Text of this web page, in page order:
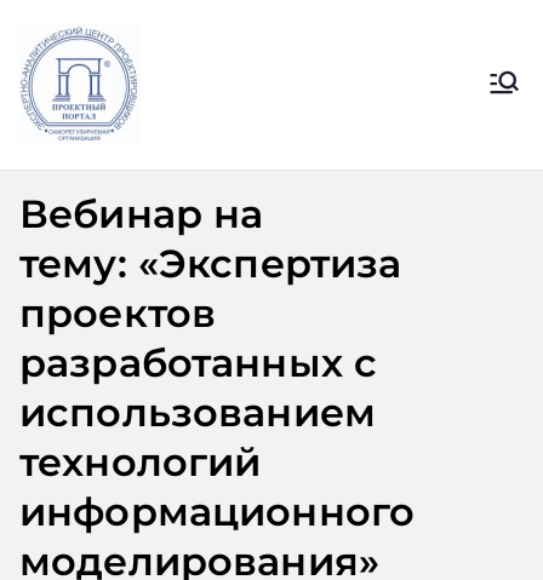
содержимому
ЭАЦП
«Проектный
портал»
портал»
Вебинар на
тему: «Экспертиза
проектов
разработанных с
использованием
технологий
информационного
моделирования»